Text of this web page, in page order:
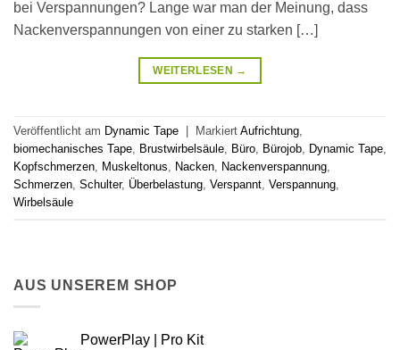
bei Verspannungen? Lange war man der Meinung, dass
Nackenverspannungen von einer zu starken […]
WEITERLESEN →
Veröffentlicht am Dynamic Tape Markiert Aufrichtung
biomechanisches Tape
Brustwirbelsäule Büro Bürojob Dynamic Tape
Kopfschmerzen
Muskeltonus Nacken Nackenverspannung
Schmerzen Schulter, Überbelastung Verspannt Verspannung
Wirbelsäule
AUS UNSEREM SHOP
PowerPlay | Pro Kit